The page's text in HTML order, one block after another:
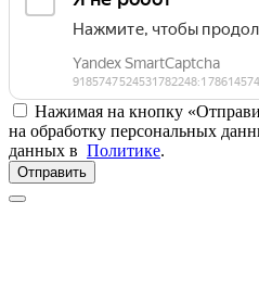
Нажимая на кнопку
на обработку персональных
данных в Политике.
Отправить